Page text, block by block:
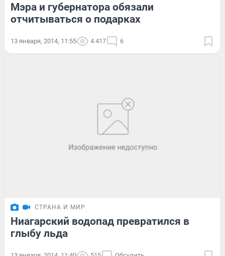
Мэра и губернатора обязали
отчитываться о подарках
13 января, 2014, 11:55 4 417 6
СТРАНА И МИР
Ниагарский водопад превратился в
глыбу льда